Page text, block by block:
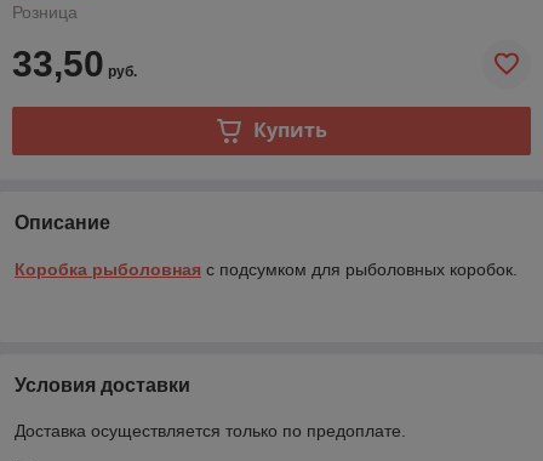
Розница
33,50 руб.
Купить
Описание
Коробка рыболовная с подсумком для рыболовных коробок.
Условия доставки
Доставка осуществляется только по предоплате.